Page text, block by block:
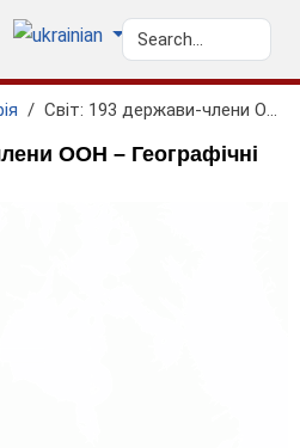
Світ: 193 держави-члени ООН
ООН – Географічні